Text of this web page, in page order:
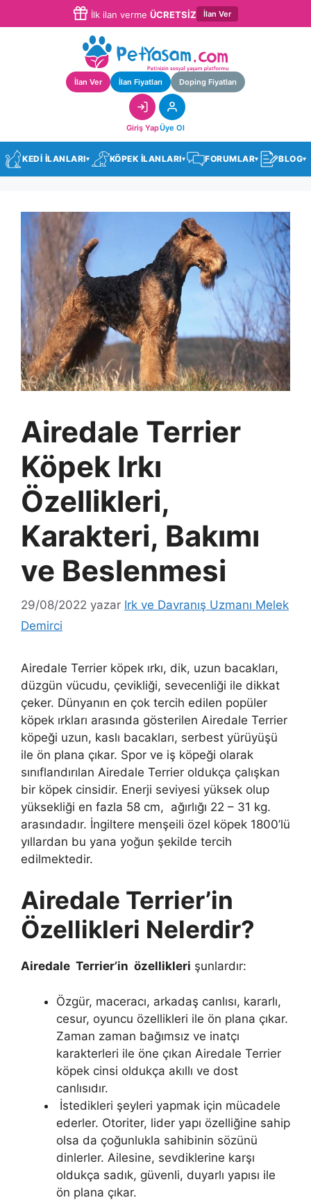
İlk ilan verme ÜCRETSİZ İlan Ver
İlan Ver İlan Fiyatları Doping Fiyatları
Giriş YapÜye Ol
KEDİ İLANLARI▾ KÖPEK İLANLARI▾ FORUMLAR▾ BLOG▾
Airedale Terrier
Köpek Irkı
Özellikleri,
Karakteri, Bakımı
ve Beslenmesi
29/08/2022 yazar Irk ve Davranış Uzmanı Melek
Demirci
Airedale Terrier köpek ırkı, dik, uzun bacakları,
düzgün vücudu, çevikliği, sevecenliği ile dikkat
çeker. Dünyanın en çok tercih edilen popüler
köpek ırkları arasında gösterilen Airedale Terrier
köpeği uzun, kaslı bacakları, serbest yürüyüşü
ile ön plana çıkar. Spor ve iş köpeği olarak
sınıflandırılan Airedale Terrier oldukça çalışkan
bir köpek cinsidir. Enerji seviyesi yüksek olup
yüksekliği en fazla 58 cm, ağırlığı 22 – 31 kg.
arasındadır. İngiltere menşeili özel köpek 1800’lü
yıllardan bu yana yoğun şekilde tercih
edilmektedir.
Airedale Terrier’in
Özellikleri Nelerdir?
Airedale Terrier’in özellikleri şunlardır:
Özgür, maceracı, arkadaş canlısı, kararlı,
cesur, oyuncu özellikleri ile ön plana çıkar.
Zaman zaman bağımsız ve inatçı
karakterleri ile öne çıkan Airedale Terrier
köpek cinsi oldukça akıllı ve dost
canlısıdır.
İstedikleri şeyleri yapmak için mücadele
ederler. Otoriter, lider yapı özelliğine sahip
olsa da çoğunlukla sahibinin sözünü
dinlerler. Ailesine, sevdiklerine karşı
oldukça sadık, güvenli, duyarlı yapısı ile
ön plana çıkar.